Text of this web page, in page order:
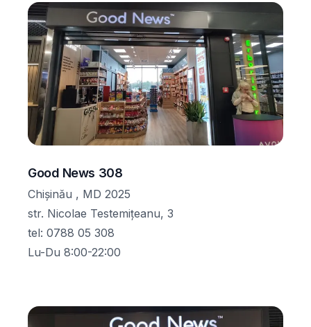
Good News 308
Chișinău , MD 2025
str. Nicolae Testemițeanu, 3
tel: 0788 05 308
Lu-Du 8:00-22:00